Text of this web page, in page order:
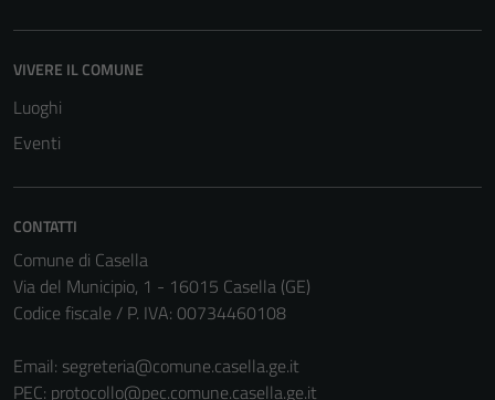
VIVERE IL COMUNE
Luoghi
Eventi
CONTATTI
Comune di Casella
Via del Municipio, 1 - 16015 Casella (GE)
Codice fiscale / P. IVA: 00734460108
Email: segreteria@comune.casella.ge.it
PEC: protocollo@pec.comune.casella.ge.it
per il
essere
disabilitati.
non raccolgono
informazioni